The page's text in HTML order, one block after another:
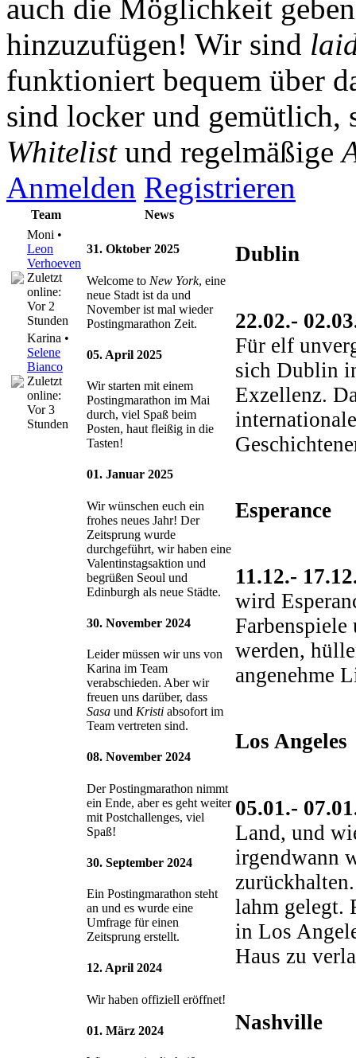
auch die Möglichkeit
hinzuzufügen! Wir sind
funktioniert bequem über
sind locker und gemütlich,
Whitelistund regelmäßige
Anmelden Registrieren
Team
News
Moni •
Leon
Verhoeven
Zuletzt
online:
Vor 2
Stunden
Karina •
Selene
Bianco
Zuletzt
online:
Vor 3
Stunden
31. Oktober 2025
Welcome to New York, eine
neue Stadt ist da und
November ist mal wieder
Postingmarathon Zeit.
05. April 2025
Wir starten mit einem
Postingmarathon im Mai
durch, viel Spaß beim
Posten, haut fleißig in die
Tasten!
01. Januar 2025
Wir wünschen euch ein
frohes neues Jahr! Der
Zeitsprung wurde
durchgeführt, wir haben eine
Valentinstagsaktion und
begrüßen Seoul und
Edinburgh als neue Städte.
30. November 2024
Leider müssen wir uns von
Karina im Team
verabschieden. Aber wir
freuen uns darüber, dass
Sasa und Kristi absofort im
Team vertreten sind.
08. November 2024
Der Postingmarathon nimmt
ein Ende, aber es geht weiter
mit Postchallenges, viel
Spaß!
30. September 2024
Ein Postingmarathon steht
an und es wurde eine
Umfrage für einen
Zeitsprung erstellt.
12. April 2024
Wir haben offiziell eröffnet!
01. März 2024
Dublin
22.02.-
Für elf
sich Dublin
Exzellenz.
Esperance
11.12.-
wird
Farbenspiele
werden,
angenehme
Los Angeles
05.01.-
Land, und
irgendwann
lahm gelegt.
in Los
Haus zu
Nashville